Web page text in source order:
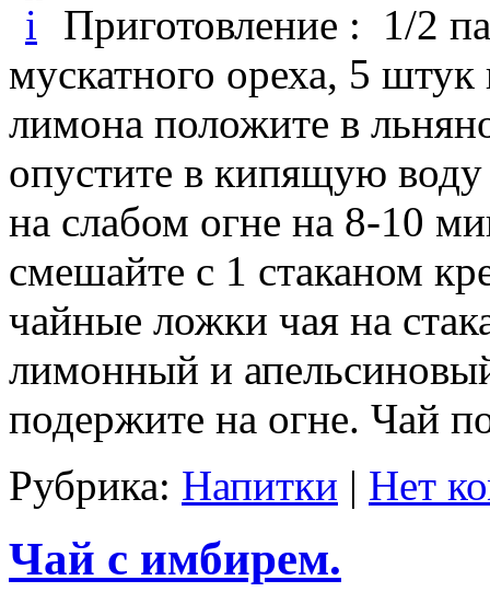
Приготовление : 1/2
мускатного ореха, 5
лимона положите в
опустите в кипящую воду
на слабом огне на 8-10
смешайте с 1 стаканом
чайные ложки чая на
лимонный и
подержите на огне. Чай
Рубрика: Напитки | Нет
Чай с имбирем.